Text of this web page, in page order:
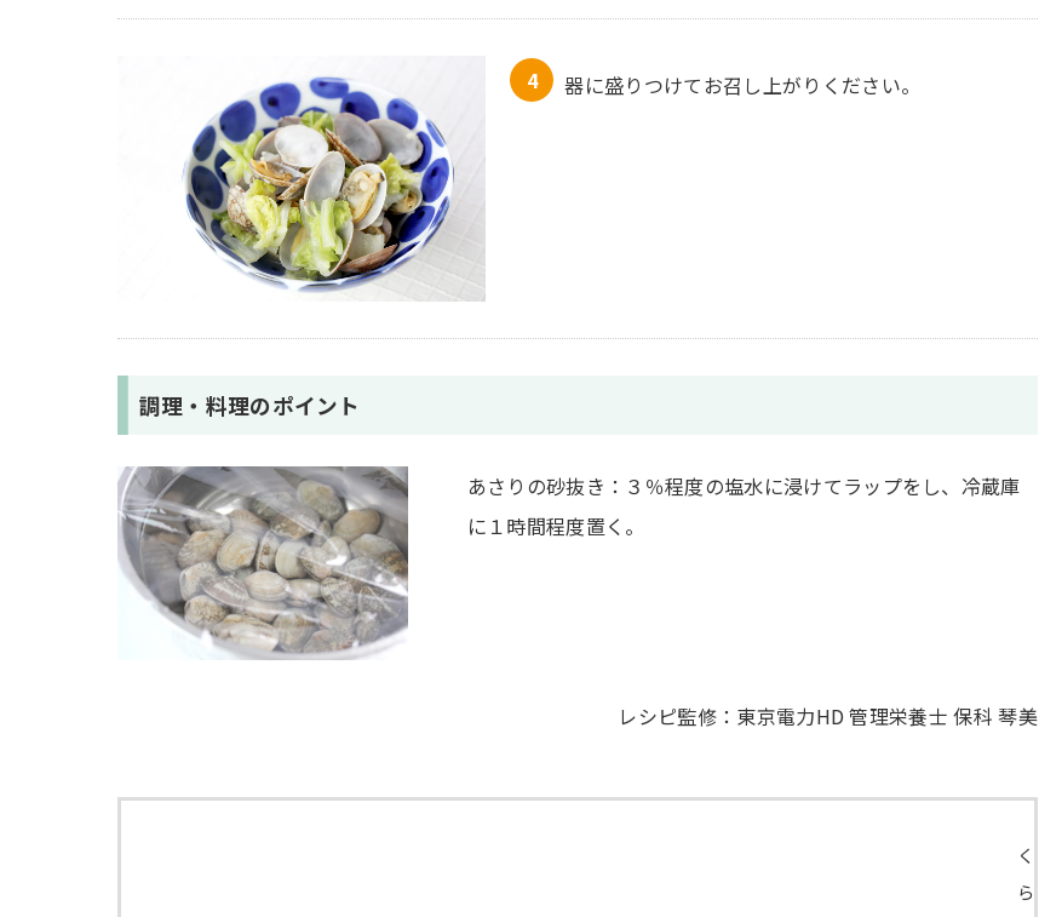
器に盛りつけてお召し上がりください。
調理・料理のポイント
あさりの砂抜き：３％程度の塩水に浸けてラップをし、冷蔵庫
に１時間程度置く。
レシピ監修：東京電力HD 管理栄養士 保科 琴美
く
ら